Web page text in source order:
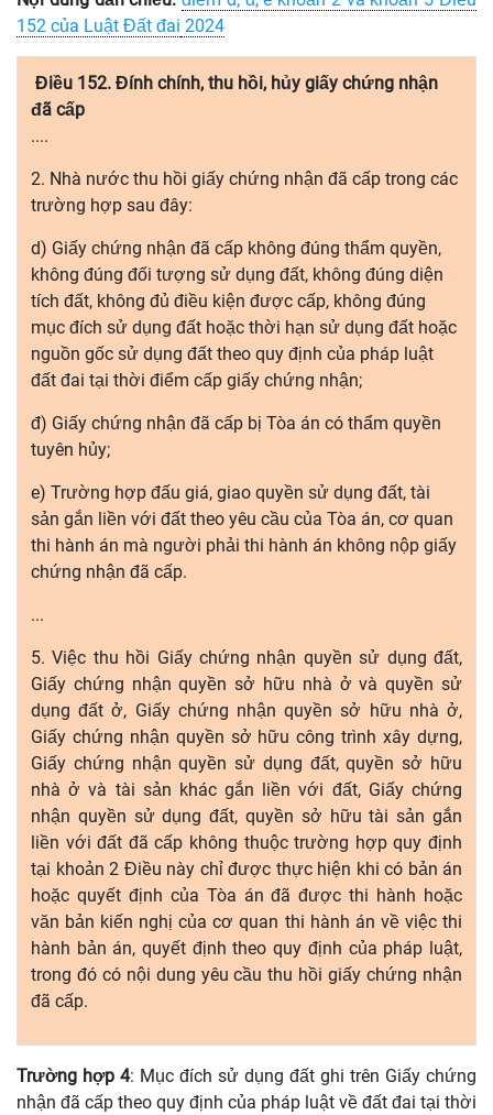
152 của Luật Đất đai 2024
Điều 152. Đính chính, thu hồi, hủy giấy chứng nhận
đã cấp
....
2. Nhà nước thu hồi giấy chứng nhận đã cấp trong các
trường hợp sau đây:
d) Giấy chứng nhận đã cấp không đúng thẩm quyền,
không đúng đối tượng sử dụng đất, không đúng diện
tích đất, không đủ điều kiện được cấp, không đúng
mục đích sử dụng đất hoặc thời hạn sử dụng đất hoặc
nguồn gốc sử dụng đất theo quy định của pháp luật
đất đai tại thời điểm cấp giấy chứng nhận;
đ) Giấy chứng nhận đã cấp bị Tòa án có thẩm quyền
tuyên hủy;
e) Trường hợp đấu giá, giao quyền sử dụng đất, tài
sản gắn liền với đất theo yêu cầu của Tòa án, cơ quan
thi hành án mà người phải thi hành án không nộp giấy
chứng nhận đã cấp.
...
5. Việc thu hồi Giấy chứng nhận quyền sử dụng đất,
Giấy chứng nhận quyền sở hữu nhà ở và quyền sử
dụng đất ở, Giấy chứng nhận quyền sở hữu nhà ở,
Giấy chứng nhận quyền sở hữu công trình xây dựng,
Giấy chứng nhận quyền sử dụng đất, quyền sở hữu
nhà ở và tài sản khác gắn liền với đất, Giấy chứng
nhận quyền sử dụng đất, quyền sở hữu tài sản gắn
liền với đất đã cấp không thuộc trường hợp quy định
tại khoản 2 Điều này chỉ được thực hiện khi có bản án
hoặc quyết định của Tòa án đã được thi hành hoặc
văn bản kiến nghị của cơ quan thi hành án về việc thi
hành bản án, quyết định theo quy định của pháp luật,
trong đó có nội dung yêu cầu thu hồi giấy chứng nhận
đã cấp.
Trường hợp 4: Mục đích sử dụng đất ghi trên Giấy chứng
nhận đã cấp theo quy định của pháp luật về đất đai tại thời